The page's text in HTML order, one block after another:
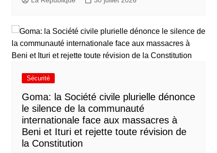
Sécurité
Goma: la Société civile plurielle dénonce
le silence de la communauté
internationale face aux massacres à
Beni et Ituri et rejette toute révision de
la Constitution